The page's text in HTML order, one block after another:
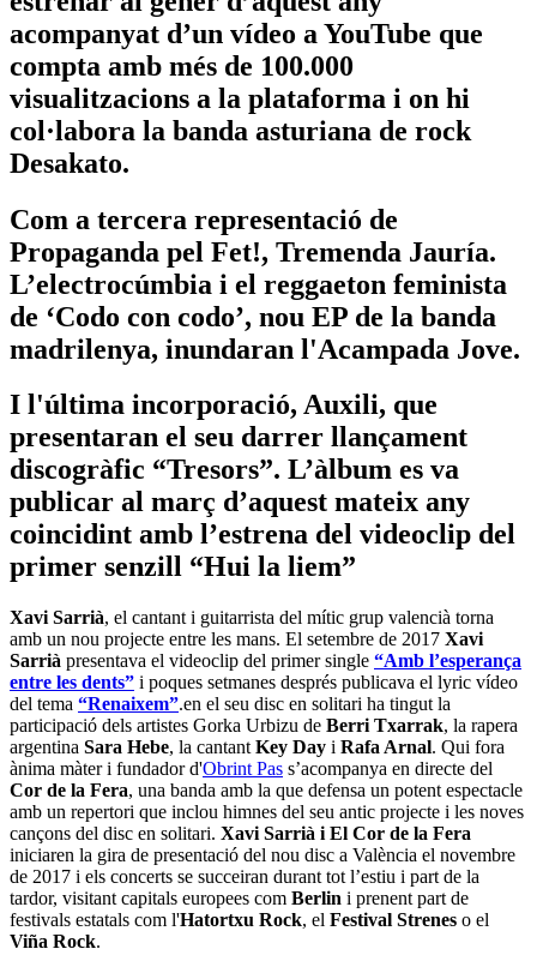
acompanyat d’un vídeo a YouTube que
compta amb més de 100.000
visualitzacions a la plataforma i on hi
col·labora la banda asturiana de rock
Desakato.
Com a tercera representació de
Propaganda pel Fet!, Tremenda Jauría.
L’electrocúmbia i el reggaeton feminista
de ‘Codo con codo’, nou EP de la banda
madrilenya, inundaran l'Acampada Jove.
I l'última incorporació, Auxili, que
presentaran el seu darrer llançament
discogràfic “Tresors”. L’àlbum es va
publicar al març d’aquest mateix any
coincidint amb l’estrena del videoclip del
primer senzill “Hui la liem”
Xavi Sarrià, el cantant i guitarrista del mític grup valencià torna
amb un nou projecte entre les mans. El setembre de 2017 Xavi
Sarrià presentava el videoclip del primer single “Amb l’esperança
entre les dents” i poques setmanes després publicava el lyric vídeo
del tema “Renaixem”.en el seu disc en solitari ha tingut la
participació dels artistes Gorka Urbizu de Berri Txarrak, la rapera
argentina Sara Hebe, la cantant Key Day i Rafa Arnal. Qui fora
ànima màter i fundador d'Obrint Pas s’acompanya en directe del
Cor de la Fera, una banda amb la que defensa un potent espectacle
amb un repertori que inclou himnes del seu antic projecte i les noves
cançons del disc en solitari. Xavi Sarrià i El Cor de la Fera
iniciaren la gira de presentació del nou disc a València el novembre
de 2017 i els concerts se succeiran durant tot l’estiu i part de la
tardor, visitant capitals europees com Berlin i prenent part de
festivals estatals com l'Hatortxu Rock, el Festival Strenes o el
Viña Rock.